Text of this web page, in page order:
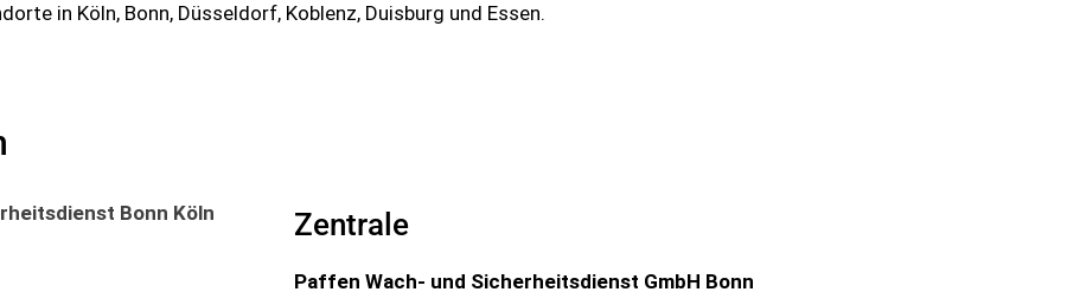
in Köln, Bonn, Düsseldorf, Koblenz, Duisburg und Essen.
Zentrale
Paffen Wach- und Sicherheitsdienst GmbH Bonn